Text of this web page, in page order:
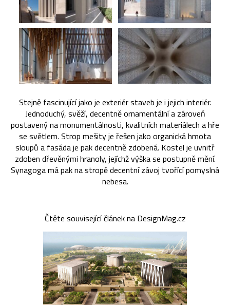
Stejně fascinující jako je exteriér staveb je i jejich interiér.
Jednoduchý, svěží, decentně ornamentální a zároveň
postavený na monumentálnosti, kvalitních materiálech a hře
se světlem. Strop mešity je řešen jako organická hmota
sloupů a fasáda je pak decentně zdobená. Kostel je uvnitř
zdoben dřevěnými hranoly, jejíchž výška se postupně mění.
Synagoga má pak na stropě decentní závoj tvořící pomyslná
nebesa.
Čtěte související článek na DesignMag.cz